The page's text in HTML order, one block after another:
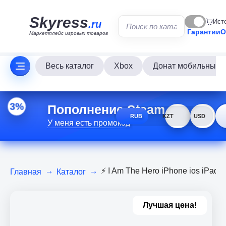
Skyress.ru
Маркетплейс игровых товаров Гарантии
Весь каталог Xbox Донат мобильных
3% Пополнение Steam
У меня есть промокод
RUB KZT USD
Главная Каталог ⚡️ I Am The Hero iPhone ios
Лучшая цена!